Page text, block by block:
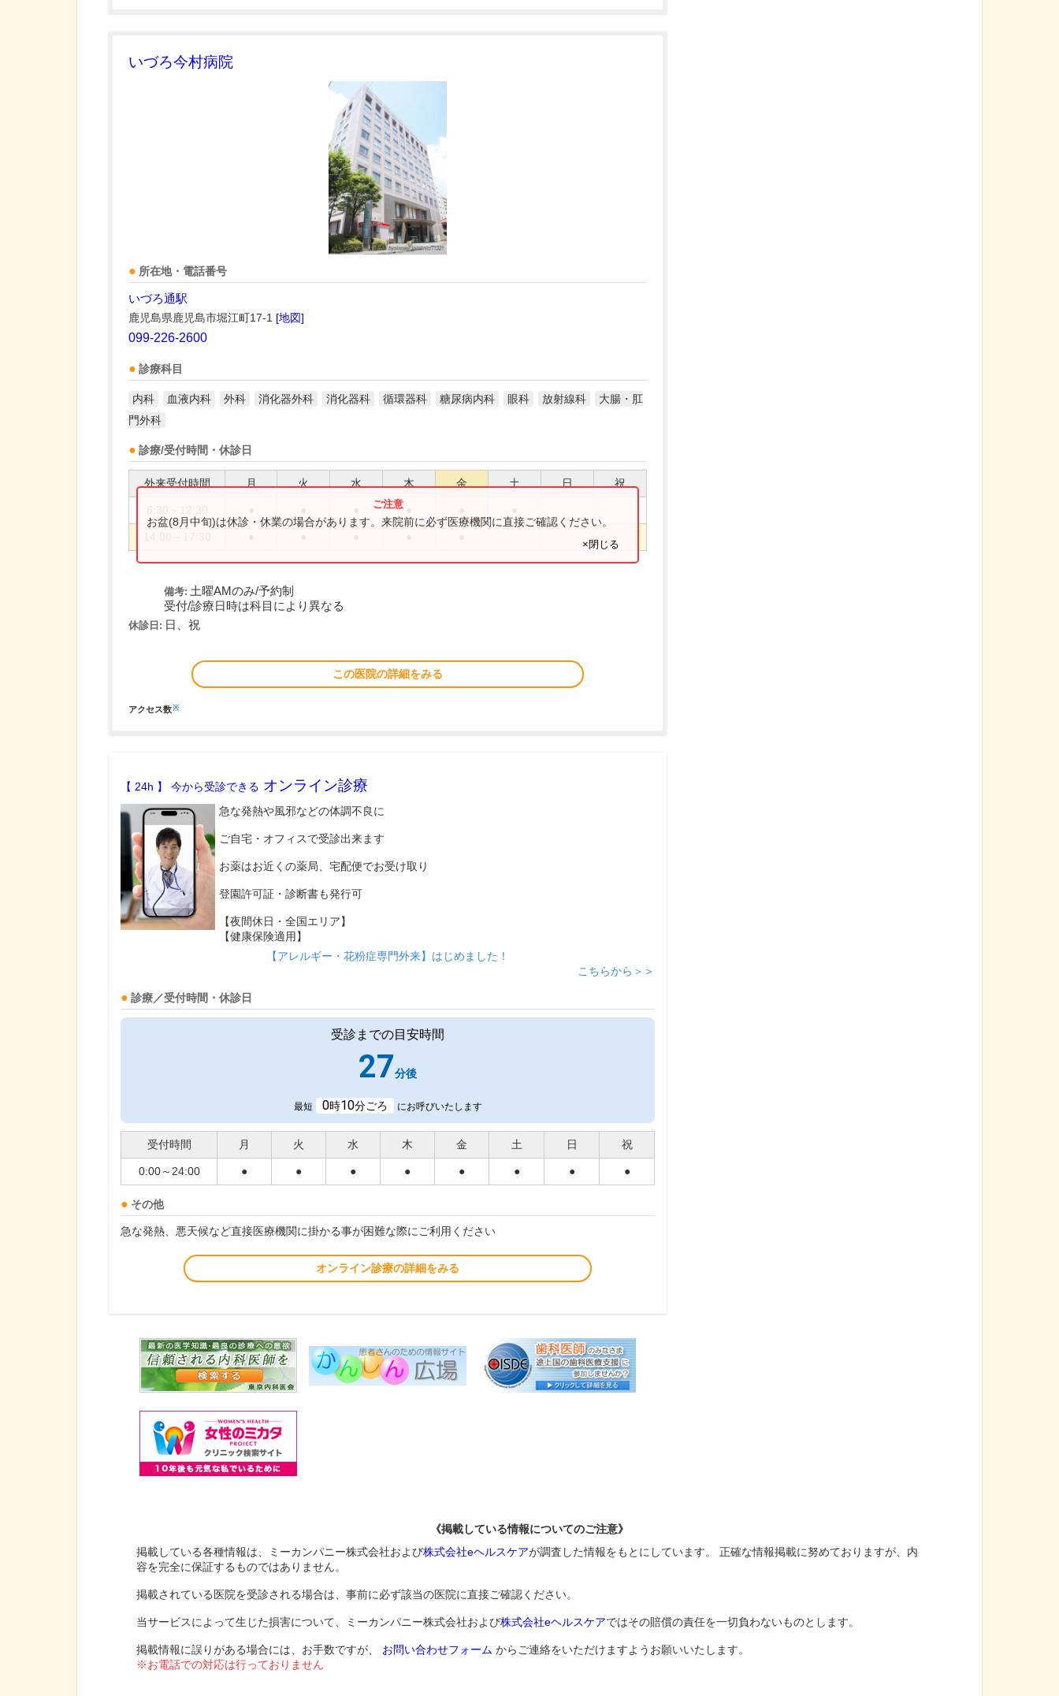
いづろ今村病院
所在地・電話番号
いづろ通駅
鹿児島県鹿児島市堀江町17-1 [地図]
099-226-2600
診療科目
内科 血液内科 外科 消化器外科 消化器科 循環器科 糖尿病内科 眼科 放射線科
大腸・肛
門外科
診療/受付時間・休診日
外来受付時間 月 火 水 木 金 土 日 祝
お盆(8月中旬)は休診・休業の場合があります。来院前に必ず医療機関に直接ご確認ください。
×閉じる
備考: 土曜AMのみ/予約制
受付/診療日時は科目により異なる
休診日: 日、祝
この医院の詳細をみる
アクセス数※
【 24h 】 今から受診できる オンライン診療
急な発熱や風邪などの体調不良に
ご自宅・オフィスで受診出来ます
お薬はお近くの薬局、宅配便でお受け取り
登園許可証・診断書も発行可
【夜間休日・全国エリア】
【健康保険適用】
【アレルギー・花粉症専門外来】はじめました！
こちらから＞＞
診療／受付時間・休診日
受診までの目安時間
27分後
最短 0時10分ごろ にお呼びいたします
受付時間 月 火 水 木 金 土 日 祝
0:00～24:00 ● ● ● ● ● ● ● ●
その他
急な発熱、悪天候など直接医療機関に掛かる事が困難な際にご利用ください
オンライン診療の詳細をみる
《掲載している情報についてのご注意》
掲載している各種情報は、ミーカンパニー株式会社および株式会社eヘルスケアが調査した情報をもとにしています。 正確な情報掲載に努めておりますが、内
容を完全に保証するものではありません。
掲載されている医院を受診される場合は、事前に必ず該当の医院に直接ご確認ください。
当サービスによって生じた損害について、ミーカンパニー株式会社および株式会社eヘルスケアではその賠償の責任を一切負わないものとします。
掲載情報に誤りがある場合には、お手数ですが、 お問い合わせフォーム からご連絡をいただけますようお願いいたします。
※お電話での対応は行っておりません